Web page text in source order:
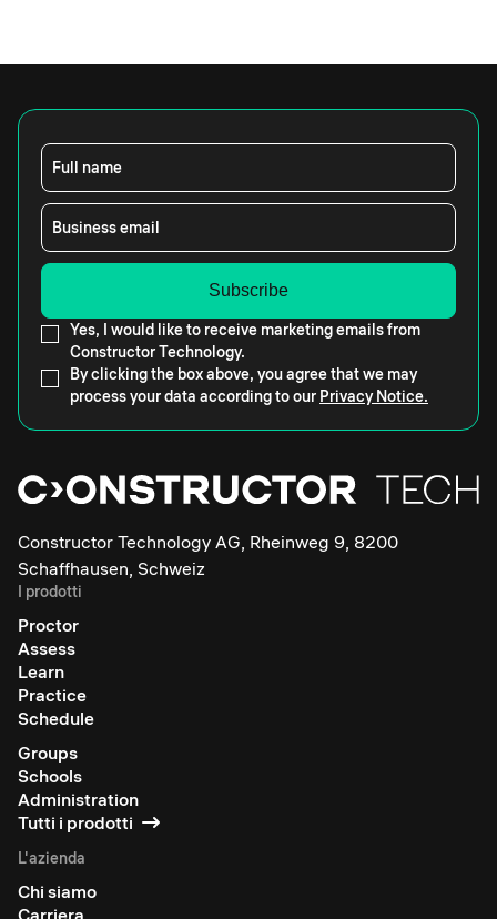
Full name
Business email
Yes, I would like to receive marketing emails from
Constructor Technology.
By clicking the box above, you agree that we may
process your data according to our Privacy Notice.
Constructor Technology AG, Rheinweg 9, 8200
Schaffhausen, Schweiz
I prodotti
Proctor
Assess
Learn
Practice
Schedule
Groups
Schools
Administration
Tutti i prodotti
L'azienda
Chi siamo